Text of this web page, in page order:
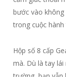
bước vào
trong cuộc
Hộp số 8 cấp
mà. Dù là tay